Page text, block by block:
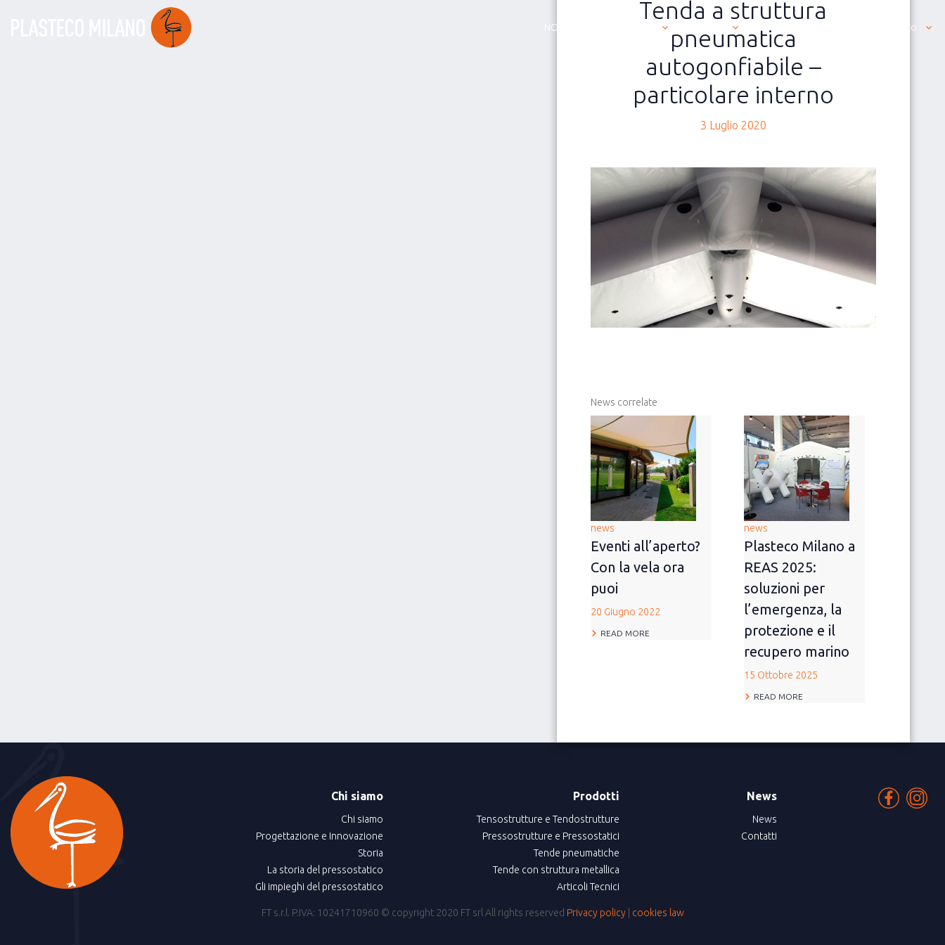
NOVITÀ Italiano
Tenda a struttura
pneumatica
autogonfiabile –
particolare interno
3 Luglio 2020
News correlate
news
Eventi all’aperto?
Con la vela ora
puoi
20 Giugno 2022
READ MORE
news
Plasteco Milano a
REAS 2025:
soluzioni per
l’emergenza, la
protezione e il
recupero marino
15 Ottobre 2025
READ MORE
Chi siamo
Chi siamo
Progettazione e Innovazione
Storia
La storia del pressostatico
Gli impieghi del pressostatico
Prodotti
Tensostrutture e Tendostrutture
Pressostrutture e Pressostatici
Tende pneumatiche
Tende con struttura metallica
Articoli Tecnici
News
News
Contatti
FT s.r.l. P.IVA: 10241710960 © copyright 2020 FT srl All rights reserved Privacy policy| cookies law